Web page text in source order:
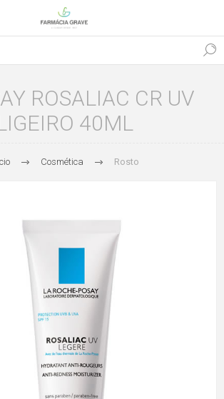
ROSALIAC CR UV
40ML
Cosmética Rosto